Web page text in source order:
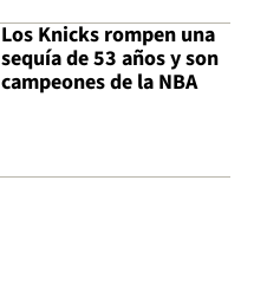
Los Knicks rompen una
sequía de 53 años y son
campeones de la NBA